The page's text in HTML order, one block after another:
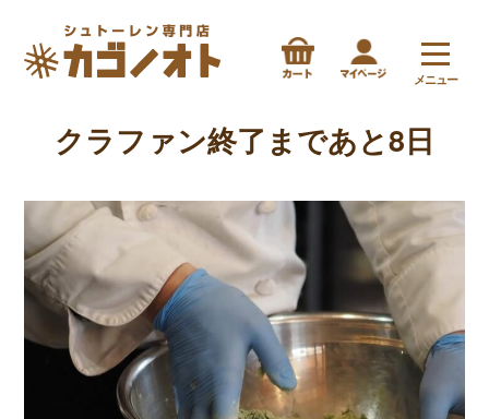
メニュー
クラファン終了まであと8日